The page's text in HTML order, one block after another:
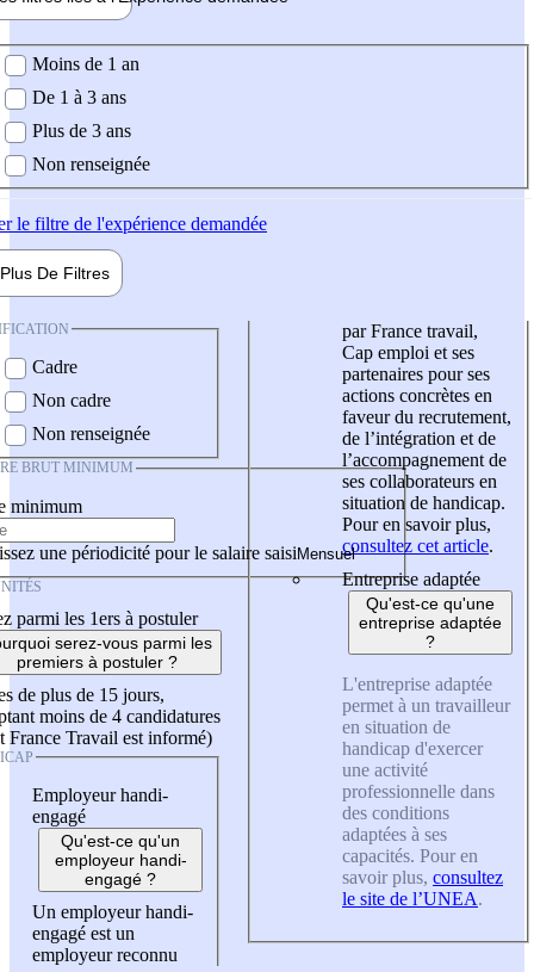
demandée
Moins de 1 an
De 1 à 3 ans
Plus de 3 ans
Non renseignée
le filtre de l'expérience demandée
Plus De Filtres
Cadre
Non cadre
Non renseignée
BRUT MINIMUM
minimum
une périodicité pour le salaire saisi
parmi les 1ers à postuler
serez-vous parmi les
premiers à postuler ?
de plus de 15 jours,
moins de 4 candidatures
France Travail est informé)
Employeur handi-
engagé
Qu'est-ce qu'un
employeur handi-
engagé ?
Un employeur handi-
engagé est un
employeur reconnu
par France travail,
Cap emploi et ses
partenaires pour ses
actions concrètes en
faveur du recrutement,
de l’intégration et de
l’accompagnement de
ses collaborateurs en
situation de handicap.
Pour en savoir plus,
consultez cet article.
Entreprise adaptée
Qu'est-ce qu'une
entreprise adaptée
?
L'entreprise adaptée
permet à un travailleur
en situation de
handicap d'exercer
une activité
professionnelle dans
des conditions
adaptées à ses
capacités. Pour en
savoir plus, consultez
le site de l’UNEA.